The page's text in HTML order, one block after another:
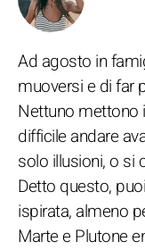
Ad agosto in
muoversi e di far
Nettuno mettono
difficile andare
solo illusioni, o si
Detto questo,
ispirata, almeno
Marte e Plutone